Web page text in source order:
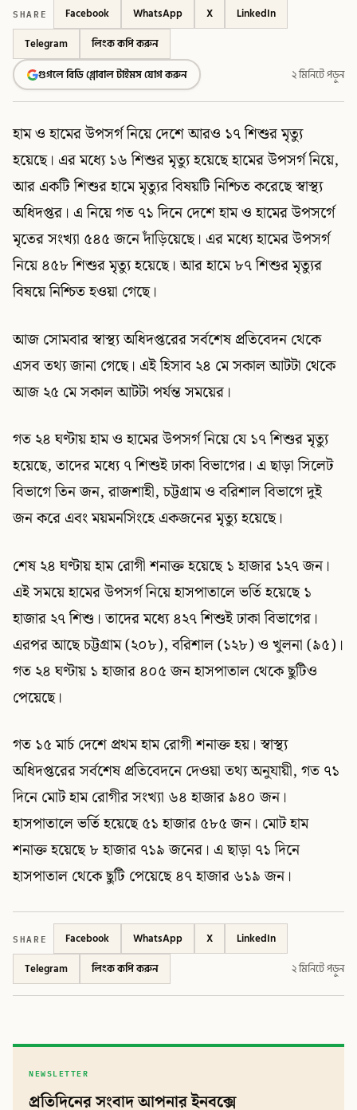
SHARE Facebook WhatsApp X
LinkedIn
Telegram
লিংক কপি করুন
গুগলে বিডি গ্লোবাল টাইমস যোগ করুন
২ মিনিটে পড়ুন
হাম ও হামের উপসর্গ নিয়ে দেশে আরও ১৭ শিশুর মৃত্যু
হয়েছে। এর মধ্যে ১৬ শিশুর মৃত্যু হয়েছে হামের উপসর্গ নিয়ে,
আর একটি শিশুর হামে মৃত্যুর বিষয়টি নিশ্চিত করেছে স্বাস্থ্য
অধিদপ্তর। এ নিয়ে গত ৭১ দিনে দেশে হাম ও হামের উপসর্গে
মৃতের সংখ্যা ৫৪৫ জনে দাঁড়িয়েছে। এর মধ্যে হামের উপসর্গ
নিয়ে ৪৫৮ শিশুর মৃত্যু হয়েছে। আর হামে ৮৭ শিশুর মৃত্যুর
বিষয়ে নিশ্চিত হওয়া গেছে।
আজ সোমবার স্বাস্থ্য অধিদপ্তরের সর্বশেষ প্রতিবেদন থেকে
এসব তথ্য জানা গেছে। এই হিসাব ২৪ মে সকাল আটটা থেকে
আজ ২৫ মে সকাল আটটা পর্যন্ত সময়ের।
গত ২৪ ঘণ্টায় হাম ও হামের উপসর্গ নিয়ে যে ১৭ শিশুর মৃত্যু
হয়েছে, তাদের মধ্যে ৭ শিশুই ঢাকা বিভাগের। এ ছাড়া সিলেট
বিভাগে তিন জন, রাজশাহী, চট্টগ্রাম ও বরিশাল বিভাগে দুই
জন করে এবং ময়মনসিংহে একজনের মৃত্যু হয়েছে।
শেষ ২৪ ঘণ্টায় হাম রোগী শনাক্ত হয়েছে ১ হাজার ১২৭ জন।
এই সময়ে হামের উপসর্গ নিয়ে হাসপাতালে ভর্তি হয়েছে ১
হাজার ২৭ শিশু। তাদের মধ্যে ৪২৭ শিশুই ঢাকা বিভাগের।
এরপর আছে চট্টগ্রাম (২০৮), বরিশাল (১২৮) ও খুলনা (৯৫)।
গত ২৪ ঘণ্টায় ১ হাজার ৪০৫ জন হাসপাতাল থেকে ছুটিও
পেয়েছে।
গত ১৫ মার্চ দেশে প্রথম হাম রোগী শনাক্ত হয়। স্বাস্থ্য
অধিদপ্তরের সর্বশেষ প্রতিবেদনে দেওয়া তথ্য অনুযায়ী, গত ৭১
দিনে মোট হাম রোগীর সংখ্যা ৬৪ হাজার ৯৪০ জন।
হাসপাতালে ভর্তি হয়েছে ৫১ হাজার ৫৮৫ জন। মোট হাম
শনাক্ত হয়েছে ৮ হাজার ৭১৯ জনের। এ ছাড়া ৭১ দিনে
হাসপাতাল থেকে ছুটি পেয়েছে ৪৭ হাজার ৬১৯ জন।
SHARE Facebook WhatsApp X
LinkedIn
Telegram
লিংক কপি করুন ২ মিনিটে পড়ুন
NEWSLETTER
প্রতিদিনের সংবাদ আপনার ইনবক্সে